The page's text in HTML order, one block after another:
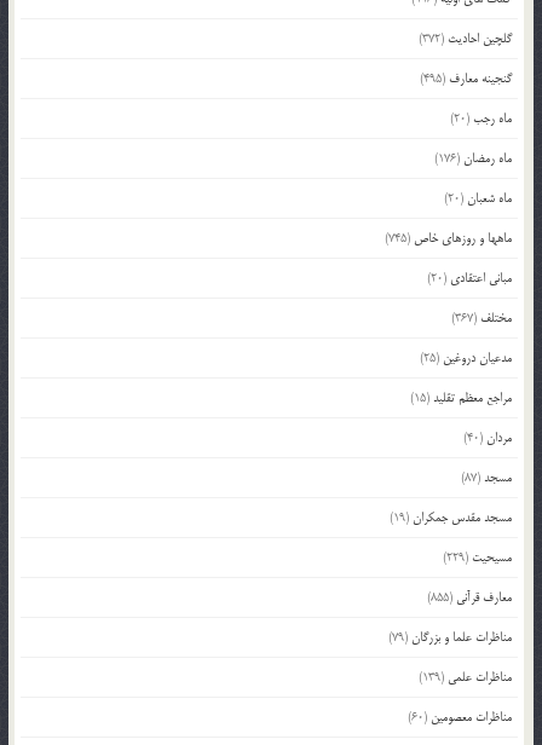
گلچین احادیث (372)
گنجینه معارف (495)
ماه رجب(20)
ماه رمضان(176)
ماه شعبان(20)
ماهها و روزهای خاص (745)
مبانی اعتقادی (20)
مختلف (367)
مدعیان دروغین (25)
مراجع معظم تقلید(15)
مردان(40)
مسجد(87)
مسجد مقدس جمکران(19)
مسیحیت (229)
معارف قرآنی (855)
مناظرات علما و بزرگان(79)
مناظرات علمی (139)
مناظرات معصومین (60)